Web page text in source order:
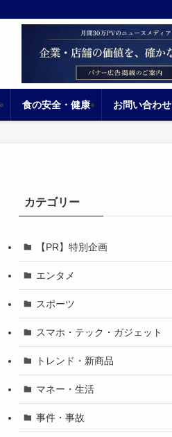
食の安全・健康 お問い合わせ
カテゴリー
【PR】特別企画
エンタメ
スポーツ
スマホ・テック・ガジェット
トレンド・新商品
マネー・生活
事件・事故